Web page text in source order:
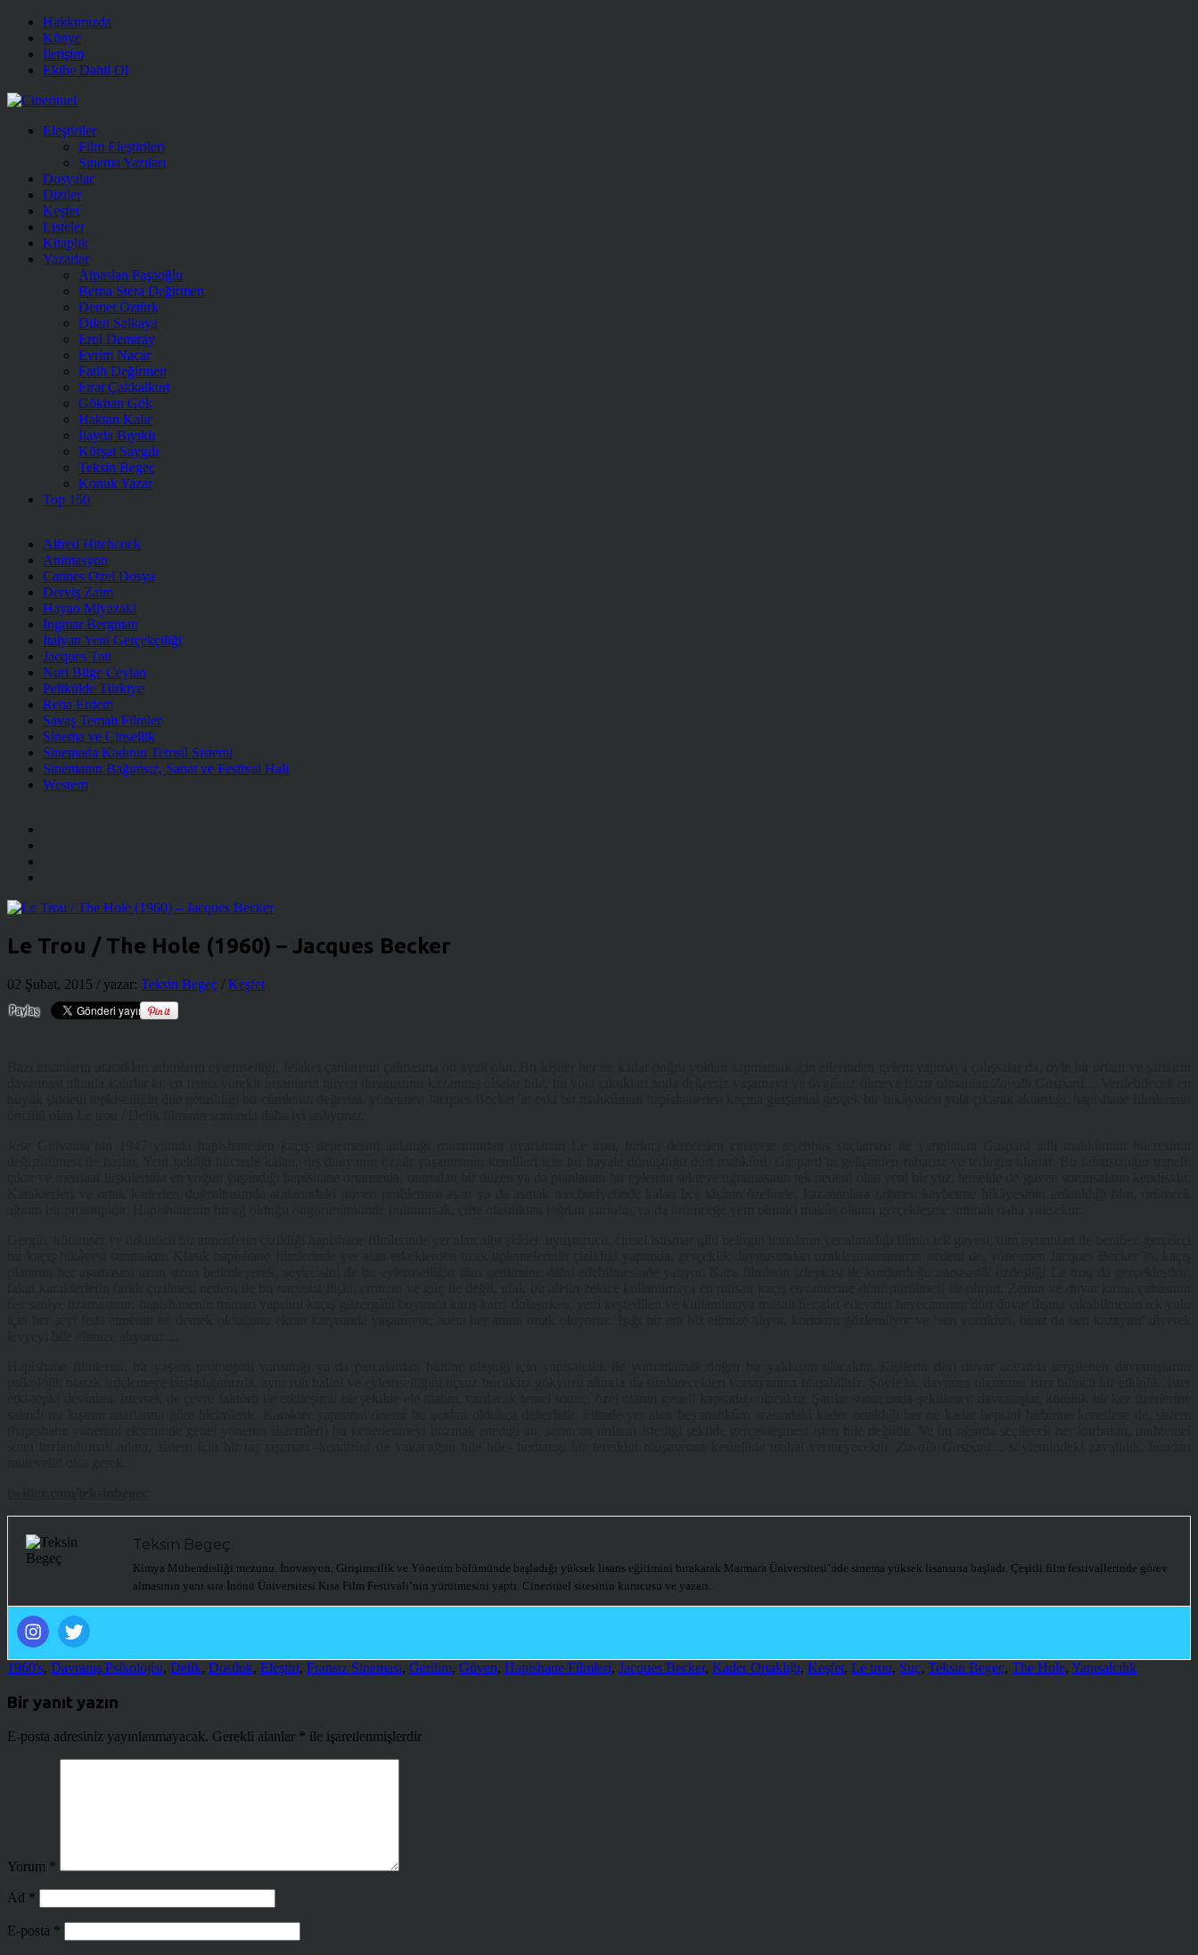
Hakkımızda
Künye
İletişim
Ekibe Dahil Ol
Eleştiriler
Film Eleştirileri
Sinema Yazıları
Dosyalar
Diziler
Keşfet
Listeler
Kitaplık
Yazarlar
Alpaslan Paşaoğlu
Berna Stera Değirmen
Demet Öztürk
Dilan Salkaya
Erol Demiray
Evrim Nacar
Fatih Değirmen
Fırat Çakkalkurt
Gökhan Gök
Haktan Kalır
İlayda Bıyıklı
Kürşat Saygılı
Teksin Begeç
Konuk Yazar
Top 150
Alfred Hitchcock
Animasyon
Cannes Özel Dosya
Derviş Zaim
Hayao Miyazaki
Ingmar Bergman
İtalyan Yeni Gerçekçiliği
Jacques Tati
Nuri Bilge Ceylan
Pelikülde Türkiye
Reha Erdem
Savaş Temalı Filmler
Sinema ve Cinsellik
Sinemada Kadının Temsil Sistemi
Sinemanın Bağımsız, Sanat ve Festival Hali
Western
Le Trou / The Hole (1960) – Jacques Becker
02 Şubat, 2015 / yazar: Teksin Begeç / Keşfet
Teksin Begeç
Kimya Mühendisliği mezunu. İnovasyon, Girişimcilik ve Yönetim bölümünde başladığı yüksek lisans eğitimini bırakarak Marmara Üniversitesi’nde sinema yüksek lisansına başladı. Çeşitli film festivallerinde görev
almasının yanı sıra İnönü Üniversitesi Kısa Film Festivali’nin yürütmesini yaptı. Cineritüel sitesinin kurucusu ve yazarı.
1960's, Davranış Psikolojisi, Delik, Dostluk, Eleştiri, Fransız Sineması, Gerilim, Güven, Hapishane Filmleri, Jacques Becker, Kader Ortaklığı, Keşfet, Le trou, Suç, Teksin Begeç, The Hole, Yapısalcılık
Bir yanıt yazın
E-posta adresiniz yayınlanmayacak. Gerekli alanlar * ile işaretlenmişlerdir
Yorum *
Ad *
E-posta *